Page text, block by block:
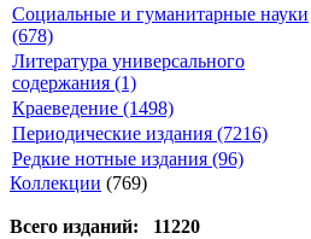
Социальные и гуманитарные науки
(678)
Литература универсального
содержания (1)
Краеведение (1498)
Периодические издания (7216)
Редкие нотные издания (96)
Коллекции (769)
Всего изданий: 11220